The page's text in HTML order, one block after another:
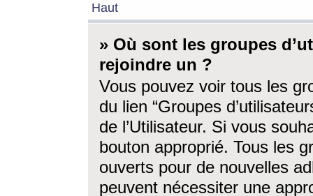
Haut
» Où sont les groupes
rejoindre un ?
Vous pouvez voir tous les
du lien “Groupes
de l’Utilisateur. Si vous
bouton approprié. Tous les
ouverts pour de nouvelles
peuvent nécessiter une